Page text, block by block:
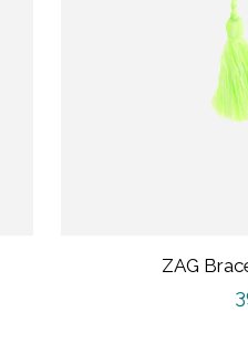
ZAG